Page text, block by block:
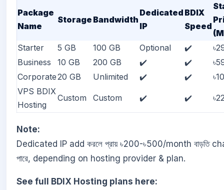
Package
Name
Storage Bandwidth
Dedicated
IP
BDIX
Speed
Starter
5 GB 100 GB Optional ✔️
Business
10 GB 200 GB ✔️ ✔️
Corporate20 GB Unlimited ✔️ ✔️
VPS BDIX
Hosting
Custom Custom ✔️ ✔️
Note:
Dedicated IP add করলে প্রায় ৳200-৳500/month বাড়তি
পারে, depending on hosting provider & plan.
See full BDIX Hosting plans here: